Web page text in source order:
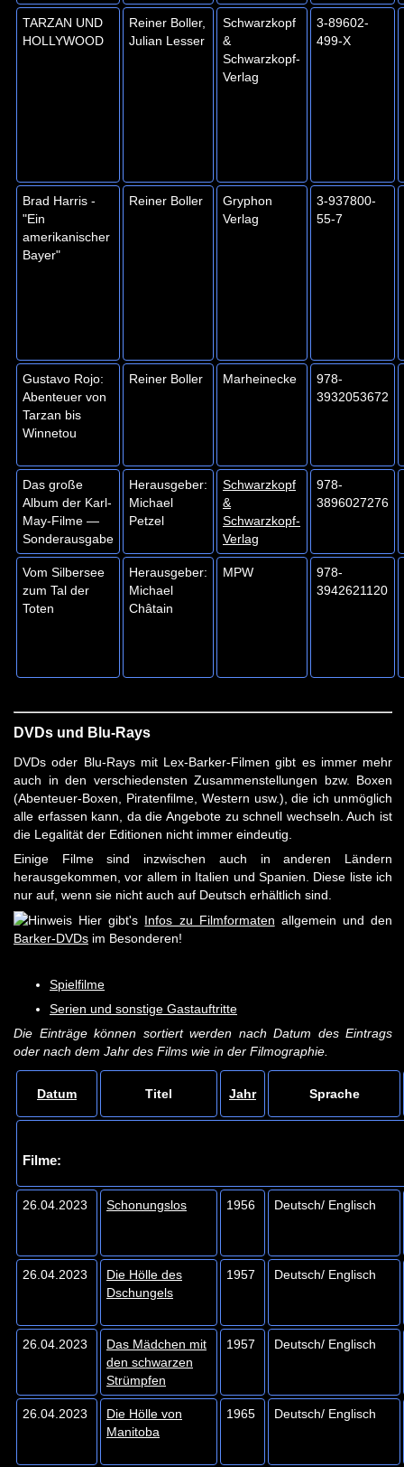
TARZAN UND
HOLLYWOOD
Reiner Boller,
Julian Lesser
Schwarzkopf
&
Schwarzkopf-
Verlag
3-89602-
499-X
Brad Harris -
"Ein
amerikanischer
Bayer"
Reiner Boller
Gryphon
Verlag
3-937800-
55-7
Gustavo Rojo:
Abenteuer von
Tarzan bis
Winnetou
Reiner Boller Marheinecke
978-
3932053672
Das große
Album der Karl-
May-Filme —
Sonderausgabe
Herausgeber:
Michael
Petzel
Schwarzkopf
&
Schwarzkopf-
Verlag
978-
3896027276
Vom Silbersee
zum Tal der
Toten
Herausgeber:
Michael
Châtain
MPW
978-
3942621120
DVDs und Blu-Rays
DVDs oder Blu-Rays mit Lex-Barker-Filmen gibt es immer mehr
auch in den verschiedensten Zusammenstellungen bzw. Boxen
(Abenteuer-Boxen, Piratenfilme, Western usw.), die ich unmöglich
alle erfassen kann, da die Angebote zu schnell wechseln. Auch ist
die Legalität der Editionen nicht immer eindeutig.
Einige Filme sind inzwischen auch in anderen Ländern
herausgekommen, vor allem in Italien und Spanien. Diese liste ich
nur auf, wenn sie nicht auch auf Deutsch erhältlich sind.
Hier gibt's Infos zu Filmformaten allgemein und den
Barker-DVDs im Besonderen!
Spielfilme
Serien und sonstige Gastauftritte
Die Einträge können sortiert werden nach Datum des Eintrags
oder nach dem Jahr des Films wie in der Filmographie.
Datum Titel Jahr Sprache
Filme:
26.04.2023 Schonungslos 1956 Deutsch/ Englisch
26.04.2023
Die Hölle des
Dschungels
1957 Deutsch/ Englisch
26.04.2023
Das Mädchen mit
den schwarzen
Strümpfen
1957 Deutsch/ Englisch
26.04.2023
Die Hölle von
Manitoba
1965 Deutsch/ Englisch